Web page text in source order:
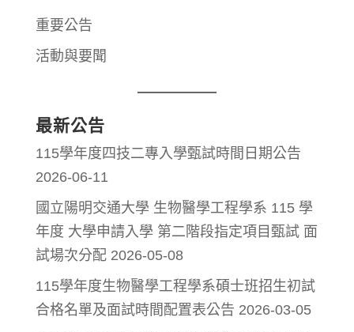
重要公告
活動與要聞
最新公告
115學年度四技二專入學甄試時間日期公告
2026-06-11
國立陽明交通大學 生物醫學工程學系 115 學
年度 大學申請入學 第二階段指定項目甄試 面
試場次分配 2026-05-08
115學年度生物醫學工程學系碩士班招生初試
合格名單及面試時間配置表公告 2026-03-05